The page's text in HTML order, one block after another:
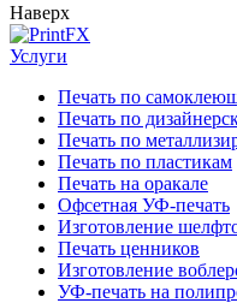
Наверх
Услуги
Печать по
Печать по
Печать по
Печать по пластикам
Печать на оракале
Офсетная УФ-печать
Изготовление
Печать ценников
Изготовление
УФ-печать на